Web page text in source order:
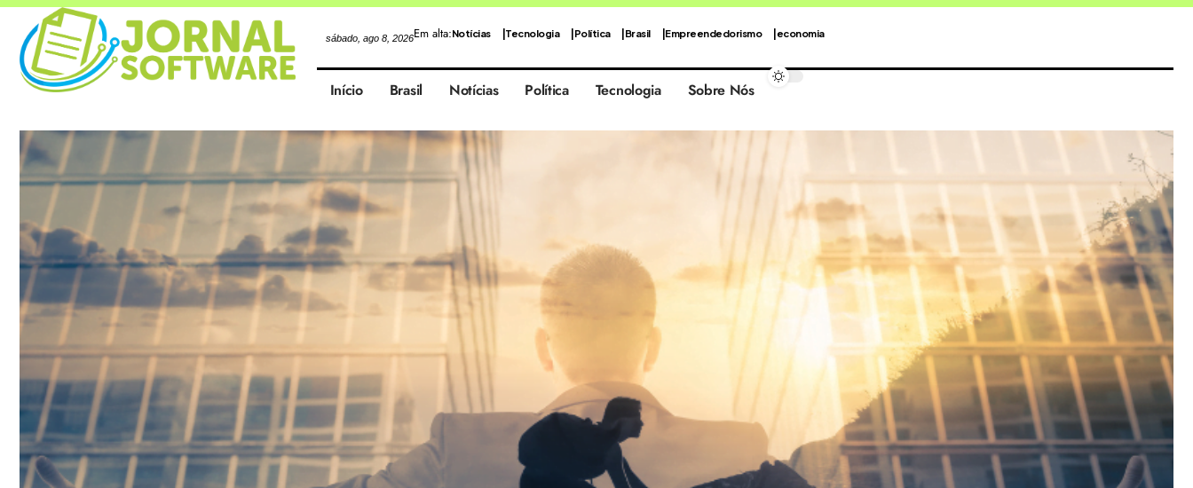
sábado, ago 8, 2026Em alta:Notícias Tecnologia Política Brasil Empreendedorismo economia
Início Brasil Notícias Política Tecnologia Sobre Nós